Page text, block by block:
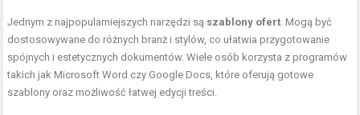
Jednym z najpopularniejszych narzędzi są szablony ofert . Mogą być
dostosowywane do różnych branż i stylów, co ułatwia przygotowanie
spójnych i estetycznych dokumentów. Wiele osób korzysta z programów
takich jak Microsoft Word czy Google Docs, które oferują gotowe
szablony oraz możliwość łatwej edycji treści.